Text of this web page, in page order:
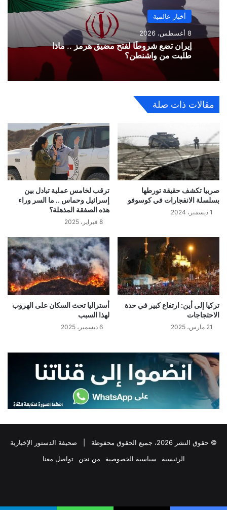
أخبار عالمية
8 أغسطس، 2026
إيران تضع شروطًا لفتح مضيق هرمز .. ماذا
طلبت من واشنطن؟
مقالات ذات صلة
صربيا تكشف حقيقة تورطها
بسلسلة الانفجارات في كوسوفو
1 ديسمبر، 2024
ترقب لخامس عملية تبادل بين
إسرائيل وحماس .. ما السر وراء
هذه الصفقة المذهلة؟
8 فبراير، 2025
تركيا إلى أين: ارتفاع كبير في حدة
الاحتجاجات
21 مارس، 2025
أستراليا تحث السكان على الهروب
لهذا السبب
6 ديسمبر، 2025
© حقوق النشر 2026، جميع الحقوق محفوظة |
صحيفة الدستور الإخبارية
الرئيسية
سياسية الخصوصية من نحن تواصل معنا